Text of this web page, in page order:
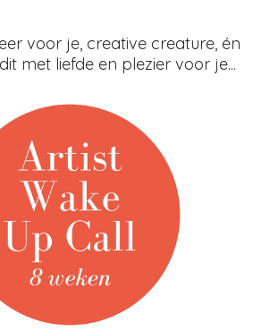
voor je, creative creature, én
met liefde en plezier voor je...